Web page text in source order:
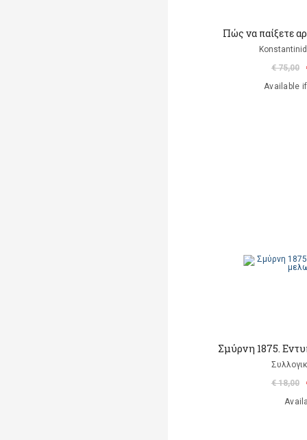
Πώς να παίξετε
€ 75,00
Available
Σμύρνη 1875.
€ 18,00